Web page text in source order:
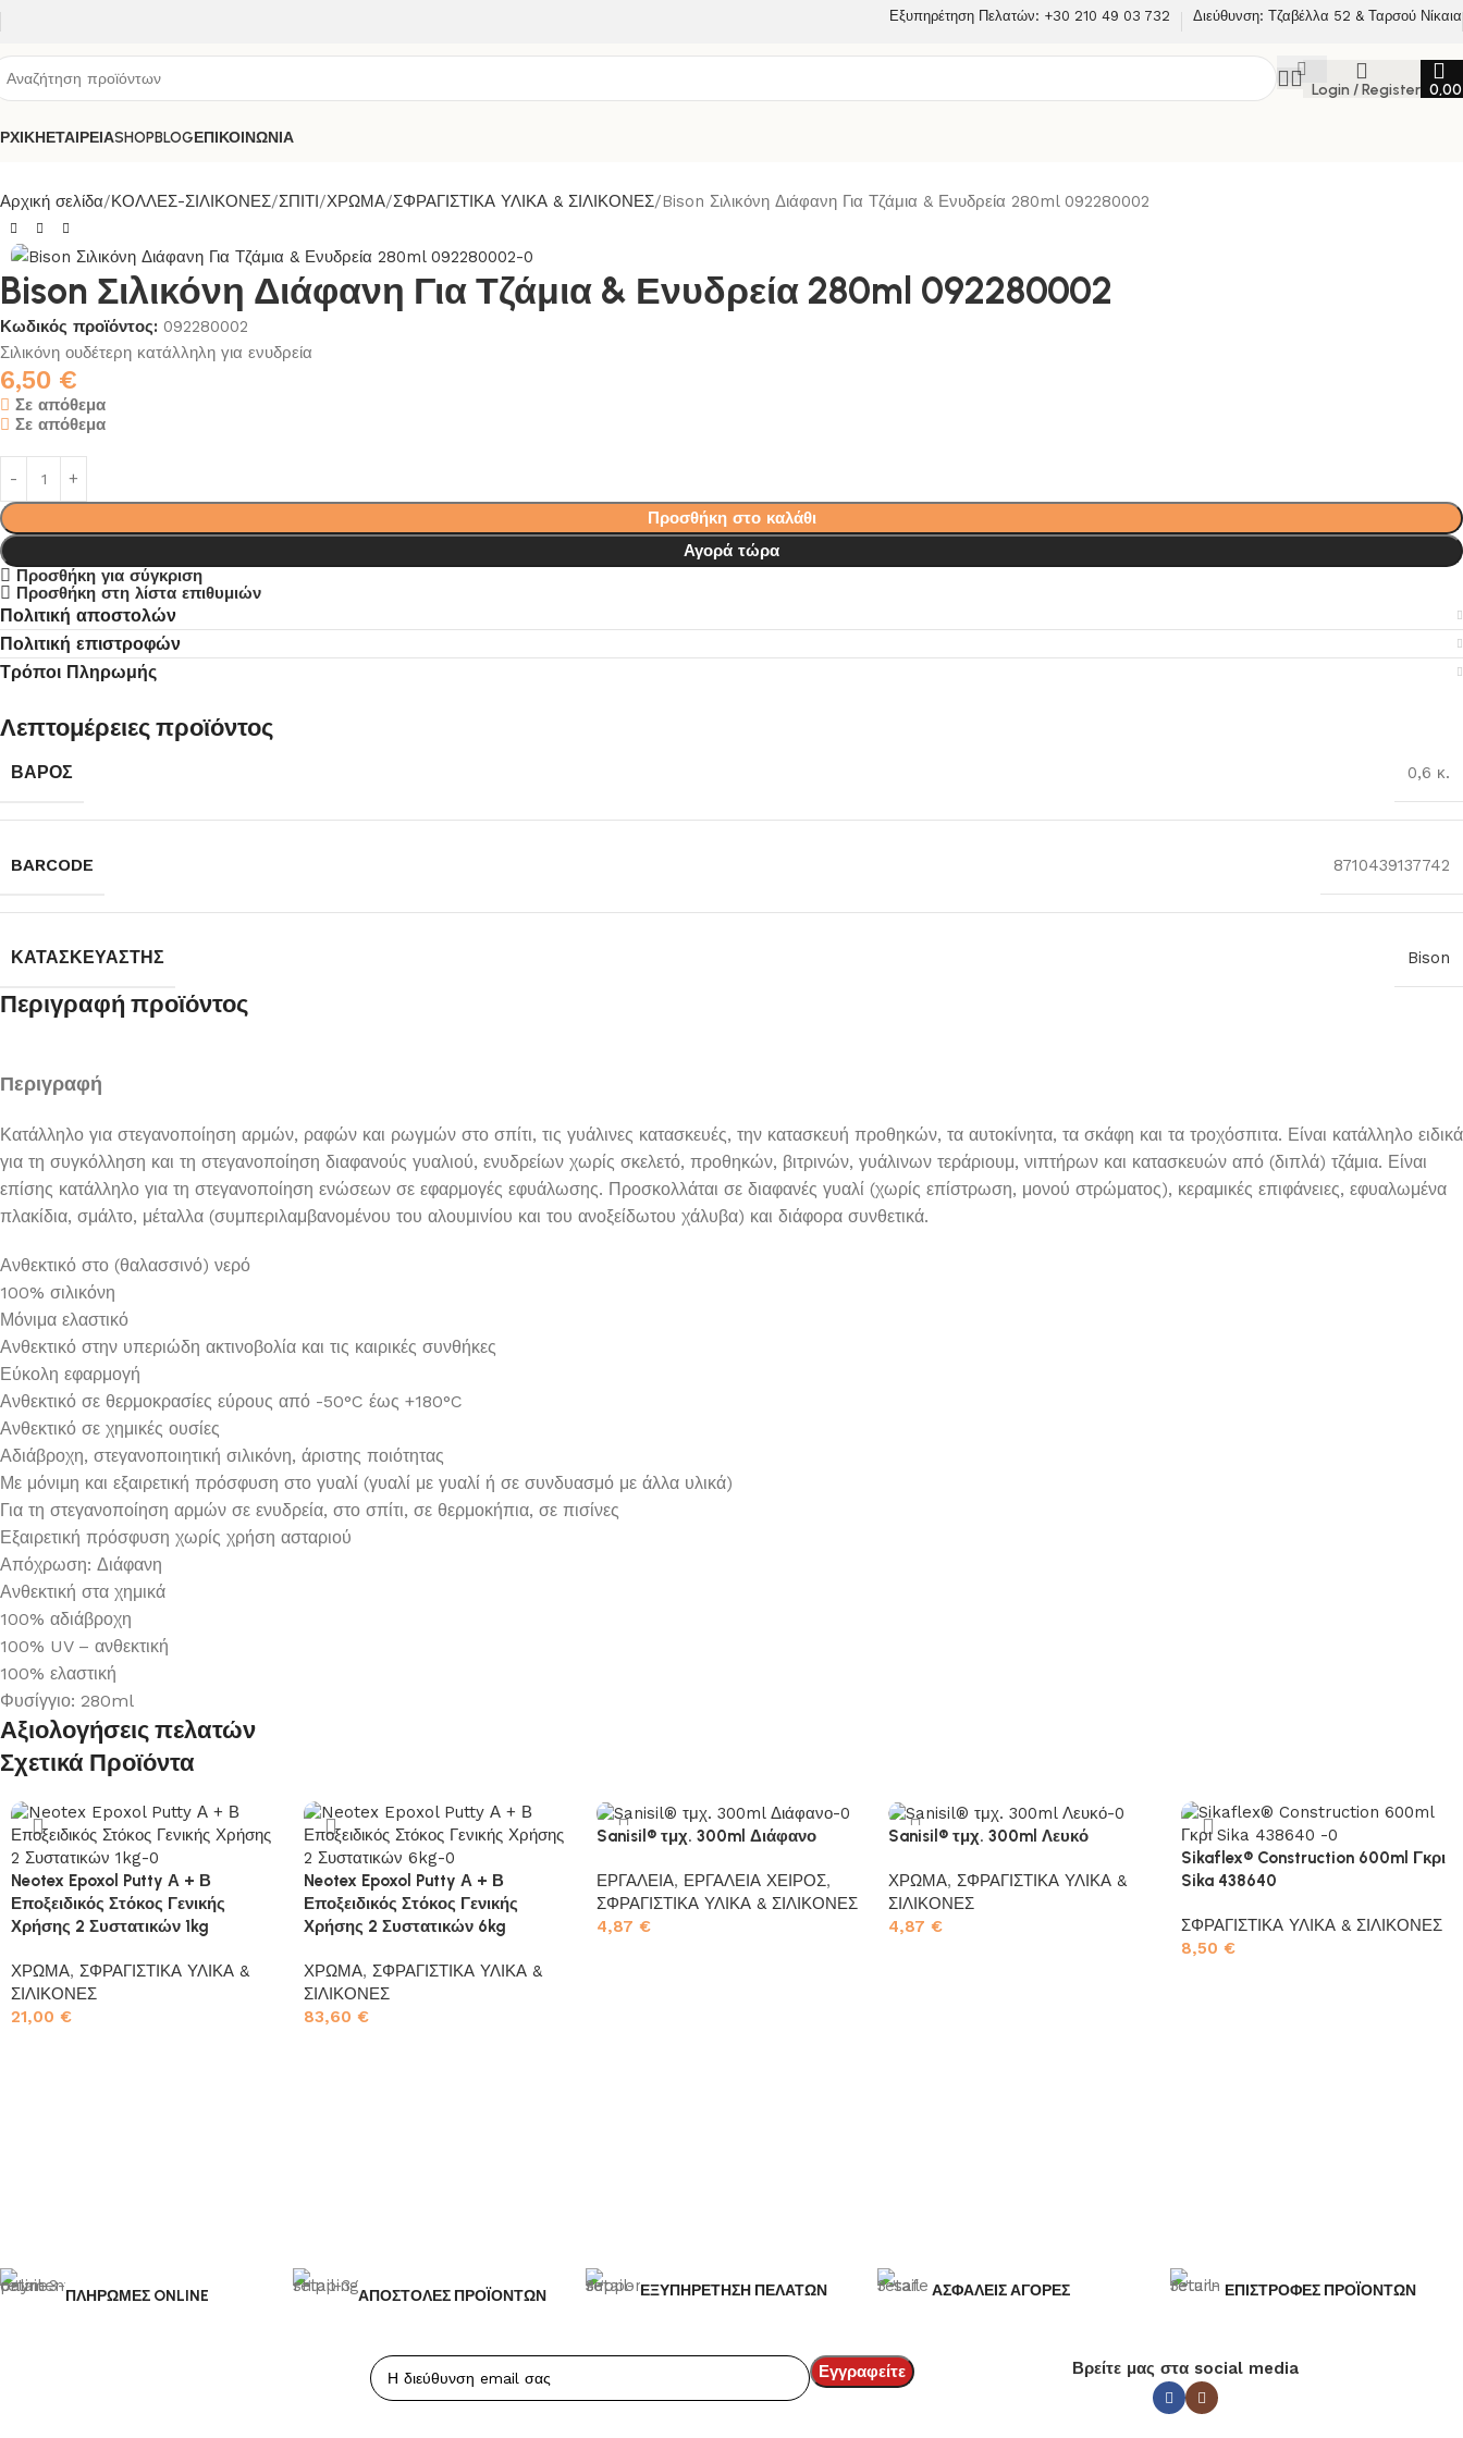
Εξυπηρέτηση Πελατών: +30 210 49 03 732 Διεύθυνση: Τζαβέλλα 52 & Ταρσού Νίκαια
Login / Register
ΕΤΑΙΡΕΙΑSHOPBLOGΕΠΙΚΟΙΝΩΝΙΑ
Αρχική σελίδα ΚΟΛΛΕΣ-ΣΙΛΙΚΟΝΕΣ ΣΠΙΤΙ ΧΡΩΜΑ ΣΦΡΑΓΙΣΤΙΚΑ ΥΛΙΚΑ & ΣΙΛΙΚΟΝΕΣ Bison Σιλικόνη Διάφανη Για Τζάμια & Ενυδρεία 280ml 092280002
Bison Σιλικόνη Διάφανη Για Τζάμια & Ενυδρεία 280ml 092280002
Κωδικός προϊόντος: 092280002
Σιλικόνη ουδέτερη κατάλληλη για ενυδρεία
6,50 €
Σε απόθεμα
Σε απόθεμα
Προσθήκη στο καλάθι
Αγορά τώρα
Προσθήκη για σύγκριση
Προσθήκη στη λίστα επιθυμιών
Πολιτική αποστολών
Πολιτική επιστροφών
Τρόποι Πληρωμής
Λεπτομέρειες προϊόντος
ΒΆΡΟΣ 0,6 κ.
BARCODE 8710439137742
ΚΑΤΑΣΚΕΥΑΣΤΉΣ Bison
Περιγραφή προϊόντος
Περιγραφή
Κατάλληλο για στεγανοποίηση αρμών, ραφών και ρωγμών στο σπίτι, τις γυάλινες κατασκευές, την κατασκευή προθηκών, τα αυτοκίνητα, τα σκάφη και τα τροχόσπιτα. Είναι κατάλληλο ειδικά
για τη συγκόλληση και τη στεγανοποίηση διαφανούς γυαλιού, ενυδρείων χωρίς σκελετό, προθηκών, βιτρινών, γυάλινων τεράριουμ, νιπτήρων και κατασκευών από (διπλά) τζάμια. Είναι
επίσης κατάλληλο για τη στεγανοποίηση ενώσεων σε εφαρμογές εφυάλωσης. Προσκολλάται σε διαφανές γυαλί (χωρίς επίστρωση, μονού στρώματος), κεραμικές επιφάνειες, εφυαλωμένα
πλακίδια, σμάλτο, μέταλλα (συμπεριλαμβανομένου του αλουμινίου και του ανοξείδωτου χάλυβα) και διάφορα συνθετικά.
Ανθεκτικό στο (θαλασσινό) νερό
100% σιλικόνη
Μόνιμα ελαστικό
Ανθεκτικό στην υπεριώδη ακτινοβολία και τις καιρικές συνθήκες
Εύκολη εφαρμογή
Ανθεκτικό σε θερμοκρασίες εύρους από -50°C έως +180°C
Ανθεκτικό σε χημικές ουσίες
Αδιάβροχη, στεγανοποιητική σιλικόνη, άριστης ποιότητας
Με μόνιμη και εξαιρετική πρόσφυση στο γυαλί (γυαλί με γυαλί ή σε συνδυασμό με άλλα υλικά)
Για τη στεγανοποίηση αρμών σε ενυδρεία, στο σπίτι, σε θερμοκήπια, σε πισίνες
Εξαιρετική πρόσφυση χωρίς χρήση ασταριού
Απόχρωση: Διάφανη
Ανθεκτική στα χημικά
100% αδιάβροχη
100% UV – ανθεκτική
100% ελαστική
Φυσίγγιο: 280ml
Αξιολογήσεις πελατών
Σχετικά Προϊόντα
Neotex Epoxol Putty Α + Β
Εποξειδικός Στόκος Γενικής
Χρήσης 2 Συστατικών 1kg
ΧΡΩΜΑ, ΣΦΡΑΓΙΣΤΙΚΑ ΥΛΙΚΑ &
ΣΙΛΙΚΟΝΕΣ
21,00 €
Neotex Epoxol Putty Α + Β
Εποξειδικός Στόκος Γενικής
Χρήσης 2 Συστατικών 6kg
ΧΡΩΜΑ, ΣΦΡΑΓΙΣΤΙΚΑ ΥΛΙΚΑ &
ΣΙΛΙΚΟΝΕΣ
83,60 €
Sanisil® τμχ. 300ml Διάφανο
ΕΡΓΑΛΕΙΑ, ΕΡΓΑΛΕΙΑ ΧΕΙΡΟΣ,
ΣΦΡΑΓΙΣΤΙΚΑ ΥΛΙΚΑ & ΣΙΛΙΚΟΝΕΣ
4,87 €
Sanisil® τμχ. 300ml Λευκό
ΧΡΩΜΑ,ΣΦΡΑΓΙΣΤΙΚΑ ΥΛΙΚΑ &
ΣΙΛΙΚΟΝΕΣ
4,87€
Sikaflex® Construction 600ml Γκρι
Sika 438640
ΣΦΡΑΓΙΣΤΙΚΑ ΥΛΙΚΑ & ΣΙΛΙΚΟΝΕΣ
8,50€
ΠΛΗΡΩΜΕΣ ONLINE ΑΠΟΣΤΟΛΕΣ ΠΡΟΪΟΝΤΩΝ ΕΞΥΠΗΡΕΤΗΣΗ ΠΕΛΑΤΩΝ ΑΣΦΑΛΕΙΣ ΑΓΟΡΕΣ ΕΠΙΣΤΡΟΦΕΣ ΠΡΟΪΟΝΤΩΝ
Βρείτε μας στα social media